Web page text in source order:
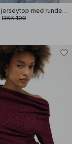
Langærmet jerseytop med rundet kant
DKK 199